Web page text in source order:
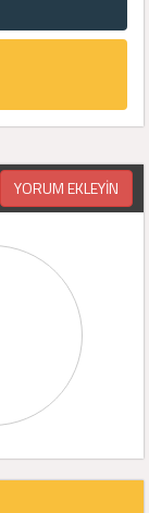
YORUM EKLEYİN